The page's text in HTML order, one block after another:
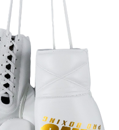
Voor dames
Zakhandschoenen
Trainingsartikelen
Bokszak
Bevestigingsmateriaal
bokszak
Bokspoppen
Stoot- en trapkussens
Stootkussens en pads